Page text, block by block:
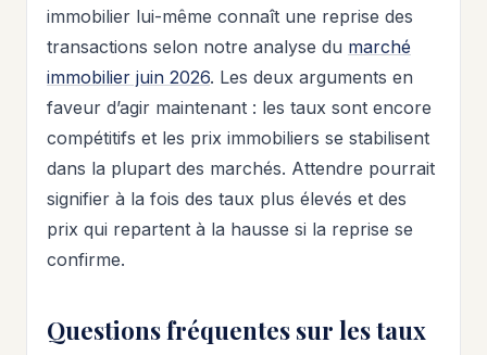
immobilier lui-même connaît une reprise des
transactions selon notre analyse du marché
immobilier juin 2026. Les deux arguments en
faveur d’agir maintenant : les taux sont encore
compétitifs et les prix immobiliers se stabilisent
dans la plupart des marchés. Attendre pourrait
signifier à la fois des taux plus élevés et des
prix qui repartent à la hausse si la reprise se
confirme.
Questions fréquentes sur les taux